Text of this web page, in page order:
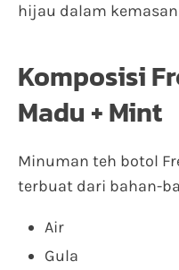
hijau dalam
Komposisi
Madu + Mint
Minuman teh botol
terbuat dari bahan-
Air
Gula